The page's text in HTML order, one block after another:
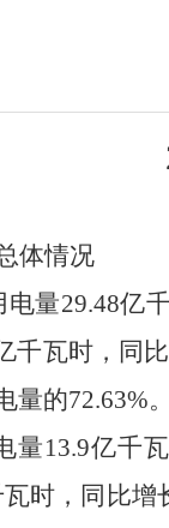
体情况
电量29.48亿
千瓦时，同比
量的72.63%。
量13.9亿千
时，同比增